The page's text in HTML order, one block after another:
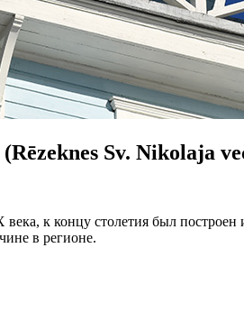
Sv. Nikolaja
века, к концу столетия был
в регионе.